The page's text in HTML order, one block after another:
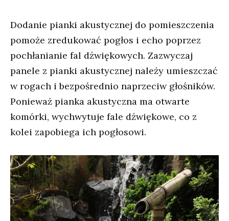
Dodanie pianki akustycznej do pomieszczenia
pomoże zredukować pogłos i echo poprzez
pochłanianie fal dźwiękowych. Zazwyczaj
panele z pianki akustycznej należy umieszczać
w rogach i bezpośrednio naprzeciw głośników.
Ponieważ pianka akustyczna ma otwarte
komórki, wychwytuje fale dźwiękowe, co z
kolei zapobiega ich pogłosowi.